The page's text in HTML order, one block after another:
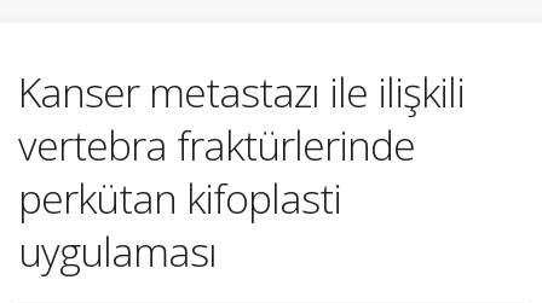
Kanser metastazı ile ilişkili
vertebra fraktürlerinde
perkütan kifoplasti
uygulaması